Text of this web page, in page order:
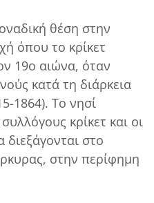
θέση στην
όπου το κρίκετ
19ο αιώνα, όταν
κατά τη διάρκεια
1864). Το νησί
κρίκετ και οι
στο
στην περίφημη